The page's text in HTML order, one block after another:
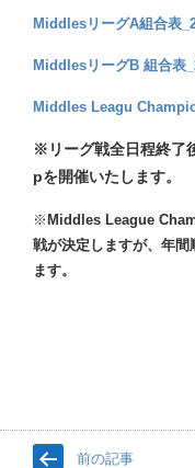
MiddlesリーグA組合表
MiddlesリーグB 組合表
Middles Leagu
※リーグ戦全日程終
pを開催いたします。
※ Middles League
戦が決定しますが、年
ます。
前の記事